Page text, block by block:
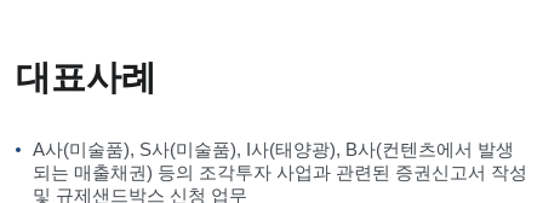
대표사례
A사(미술품), S사(미술품), I사(태양광), B사(컨텐츠에서 발생
되는 매출채권) 등의 조각투자 사업과 관련된 증권신고서 작성
및 규제샌드박스 신청 업무